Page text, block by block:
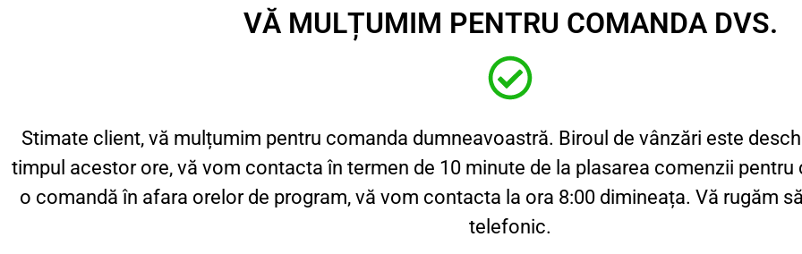
VĂ MULȚUMIM PENTRU COMANDA DVS.
Stimate client, vă mulțumim pentru comanda dumneavoastră. Biroul de vânzări este
timpul acestor ore, vă vom contacta în termen de 10 minute de la plasarea comenzii
o comandă în afara orelor de program, vă vom contacta la ora 8:00 dimineața. Vă rugăm
telefonic.